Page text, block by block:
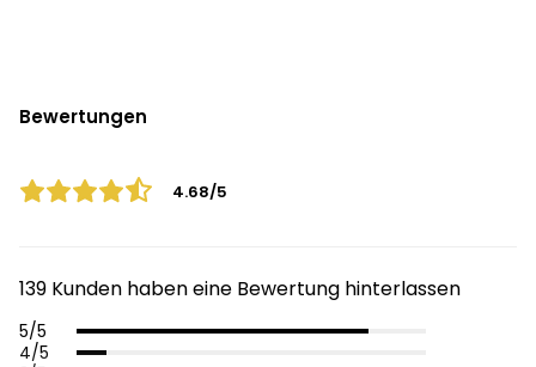
Bewertungen
4.68/5
139 Kunden haben eine Bewertung hinterlassen
5/5
4/5